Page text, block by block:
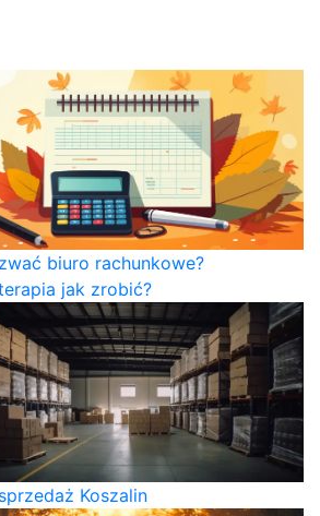
biuro rachunkowe?
jak zrobić?
Koszalin